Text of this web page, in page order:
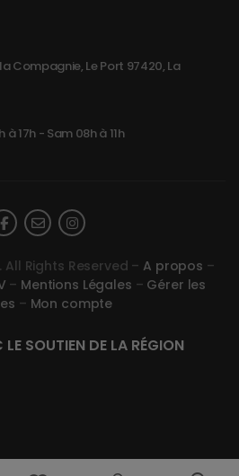
Compagnie, Le Port 97420, La
à 17h - Sam 08h à 11h
Rights Reserved – A propos –
– Mentions Légales – Gérer les
– Mon compte
SOUTIEN DE LA RÉGION